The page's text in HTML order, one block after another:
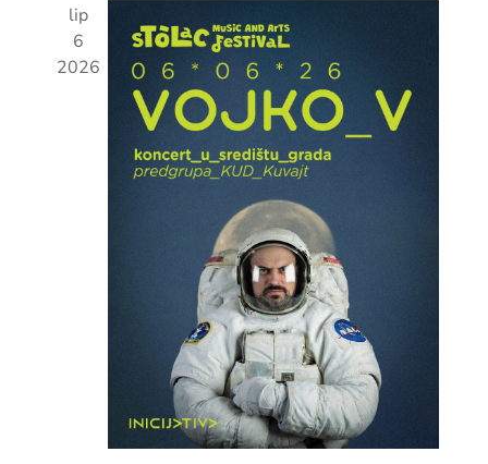
lip
6
2026